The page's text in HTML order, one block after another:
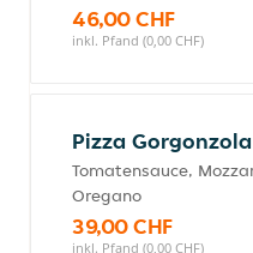
46,00 CHF
inkl. Pfand (0,00 CHF)
Pizza Gorgonzola
Tomatensauce,
Oregano
39,00 CHF
inkl. Pfand (0,00 CHF)